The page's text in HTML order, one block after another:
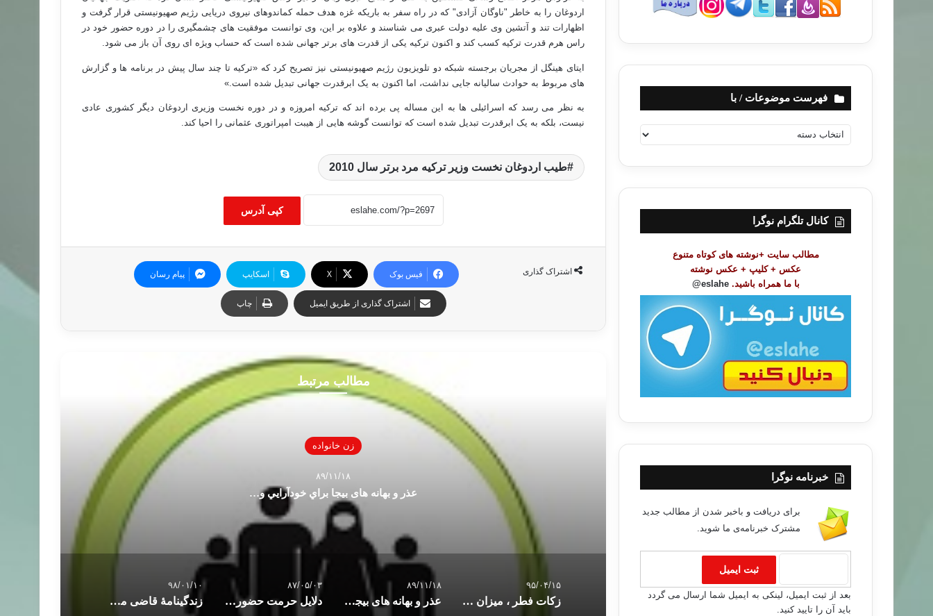
اردوغان را به خاطر "ناوگان آزادی" که در راه سفر به باریکه غزه هدف حمله کماندوهای نیروی دریایی رژیم صهیونیستی قرار گرفت و
اظهارات تند و آتشین وی علیه دولت عبری می شناسند و علاوه بر این، وی توانست موفقیت های چشمگیری را در دوره حضور خود در
راس هرم قدرت ترکیه کسب کند و اکنون ترکیه یکی از قدرت های برتر جهانی شده است که حساب ویژه ای روی آن باز می شود.
ایتای هینگل از مجریان برجسته شبکه دو تلویزیون رژیم صهیونیستی نیز تصریح کرد که «ترکیه تا چند سال پیش در برنامه ها و گزارش
های مربوط به حوادث سالیانه جایی نداشت، اما اکنون به یک ابرقدرت جهانی تبدیل شده است.»
به نظر می رسد که اسرائیلی ها به این مساله پی برده اند که ترکیه امروزه و در دوره نخست وزیری اردوغان دیگر کشوری عادی
نیست، بلکه به یک ابرقدرت تبدیل شده است که توانست گوشه هایی از هیبت امپراتوری عثمانی را احیا کند.
طیب اردوغان نخست وزیر ترکیه مرد برتر سال 2010
کپی آدرس
اشتراک گذاری فیس بوک X اسکایپ پیام رسان
اشتراک گذاری از طریق ایمیل چاپ
مطالب مرتبط
رمضان
و مکان پرداخت آن و حکم دادن پول بعنوان فطریه
زن خانواده
۸۹/۱۱/۱۸
عذر و بهانه های بیجا براي خودآرايي و…
۹۵/۰۴/۱۵
زکات فطر ، میزان آن، زمان و مکان پرداخت آن و حکم دادن پول بعنوان فطریه
۸۹/۱۱/۱۸
عذر و بهانه های بیجا براي خودآرايي و…
۸۷/۰۵/۰۳
دلایل حرمت حضور در پارلمان و مجلس
۹۸/۰۱/۱۰
زندگینامۀ قاضی محمّد
فهرست موضوعات / با
ه
ت
ض
کانال تلگرام نوگرا
مطالب سایت +نوشته های کوتاه متنوع
عکس + کلیپ + عکس نوشته
با ما همراه باشید. eslahe@
خبرنامه نوگرا
برای دریافت و باخبر شدن از مطالب جدید
مشترک خبرنامه‌ی ما شوید.
بعد از ثبت ایمیل، لینکی به ایمیل شما ارسال می گردد
باید آن را تایید کنید.